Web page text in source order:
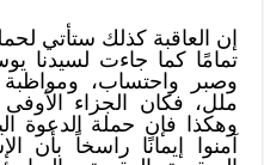
إن العاقبة كذلك ستأتي
تمامًا كما جاءت لسيدنا
وصبر واحتساب،
ملل، فكان الجزاء
وهكذا فإن حملة الدعوة
آمنوا إيمانًا راسخاً بأن